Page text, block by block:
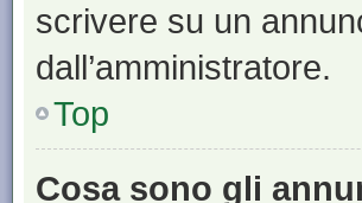
scrivere su un
dall’amministratore.
Top
Cosa sono gli